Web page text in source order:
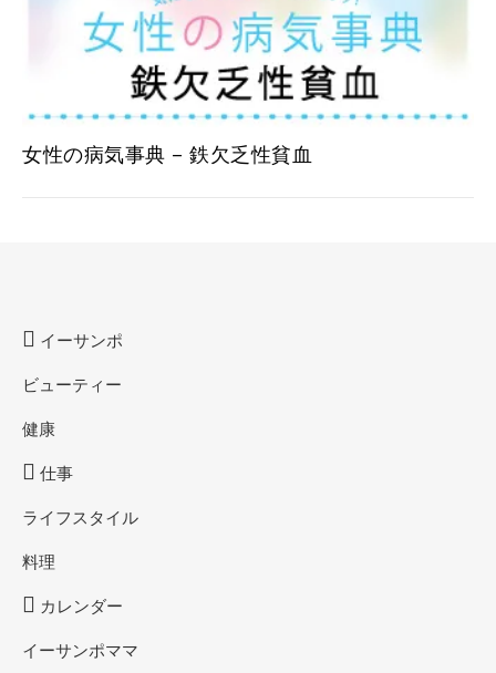
女性の病気事典 – 鉄欠乏性貧血
イーサンポ
ビューティー
健康
仕事
ライフスタイル
料理
カレンダー
イーサンポママ